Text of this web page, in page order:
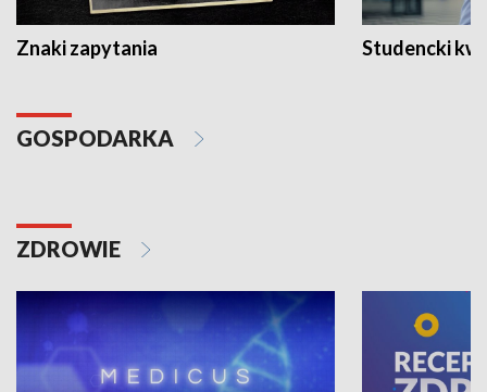
Znaki zapytania Studencki
GOSPODARKA
ZDROWIE